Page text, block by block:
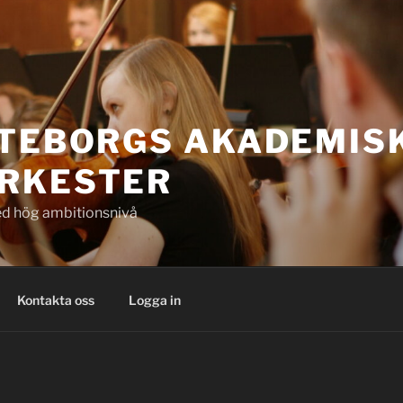
hög ambitionsnivå
Kontakta oss Logga in